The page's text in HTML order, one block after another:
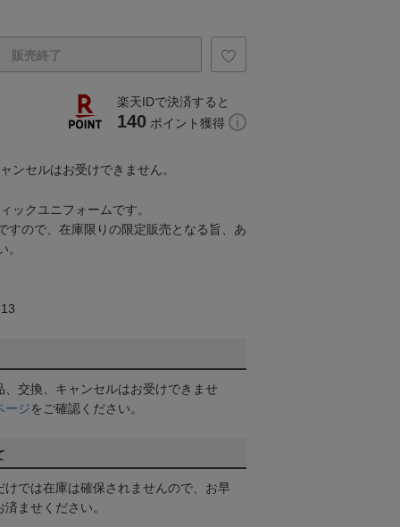
販売終了
楽天IDで決済すると
140 ポイント獲得
ンセルはお受けできません。
ックユニフォームです。
すので、在庫限りの限定販売となる旨、あ
。
交換、キャンセルはお受けできませ
ージをご確認ください。
けでは在庫は確保されませんので、お早
ませください。